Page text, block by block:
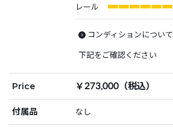
レール
コンディションについて
下記をご確認ください
Price ￥273,000（税込）
付属品 なし